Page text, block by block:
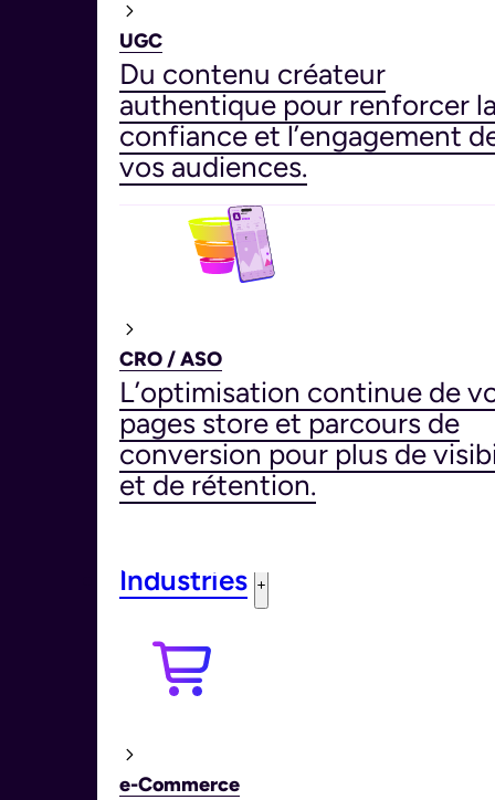
UGC
Du contenu créateur
authentique pour renforcer
confiance et l’engagement
vos audiences.
CRO / ASO
L’optimisation continue de
pages store et parcours de
conversion pour plus de
et de rétention.
Industries
e-Commerce